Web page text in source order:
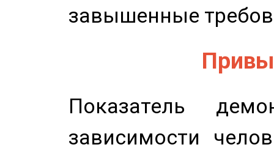
завышенные
Показатель
зависимости